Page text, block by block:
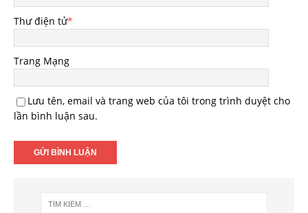
Thư điện tử*
Trang Mạng
Lưu tên, email và trang web của tôi trong trình duyệt cho
lần bình luận sau.